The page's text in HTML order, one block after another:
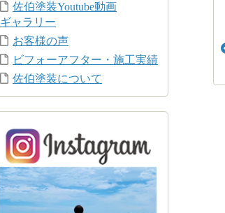
佐伯塗装Youtube動画
ギャラリー
お客様の声
ビフォーアフター・施工実績
佐伯塗装について